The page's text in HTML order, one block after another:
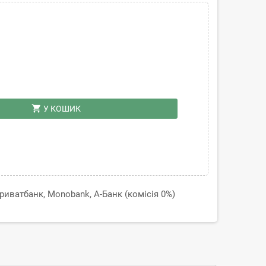
shopping_cart У КОШИК
Monobank, А-Банк (комісія 0%)